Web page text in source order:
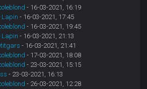
- 16-03-2021, 16:19
Lapin - 16-03-2021, 17:45
- 16-03-2021, 19:45
Lapin - 16-03-2021, 21:13
- 16-03-2021, 21:41
- 17-03-2021, 18:08
- 23-03-2021, 15:15
- 23-03-2021, 16:13
- 26-03-2021, 12:28